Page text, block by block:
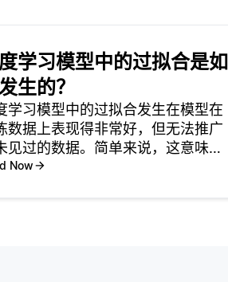
学习模型中的过拟合是如
生的？
学习模型中的过拟合发生在模型在
数据上表现得非常好，但无法推广
见过的数据。简单来说，这意味着
记住了训练集，而不是学习适用于
Now